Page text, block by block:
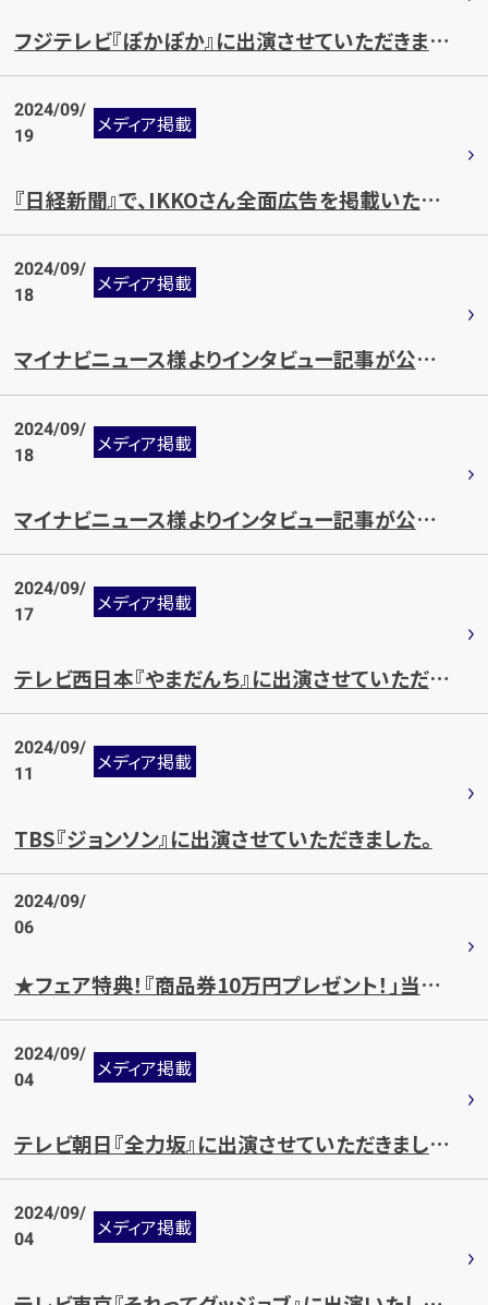
カンタン無料
最短1分！今すぐ査定金額をお伝えいたします
フジテレビ『ぽかぽか』に出演させていただきました。
2024/09/
19
メディア掲載
『日経新聞』で、IKKOさん全面広告を掲載いたしました！
2024/09/
18
メディア掲載
マイナビニュース様よりインタビュー記事が公開されました。
2024/09/
18
メディア掲載
マイナビニュース様よりインタビュー記事が公開されました。
2024/09/
17
メディア掲載
テレビ西日本『やまだんち』に出演させていただきました。
2024/09/
11
メディア掲載
TBS『ジョンソン』に出演させていただきました。
2024/09/
06
★フェア特典！『商品券10万円プレゼント！」当選者発表（8月分）
2024/09/
04
メディア掲載
テレビ朝日『全力坂』に出演させていただきました。
2024/09/
04
メディア掲載